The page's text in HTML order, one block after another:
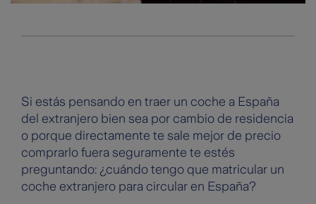
Si estás pensando en traer un coche a España
del extranjero bien sea por cambio de residencia
o porque directamente te sale mejor de precio
comprarlo fuera seguramente te estés
preguntando: ¿cuándo tengo que matricular un
coche extranjero para circular en España?